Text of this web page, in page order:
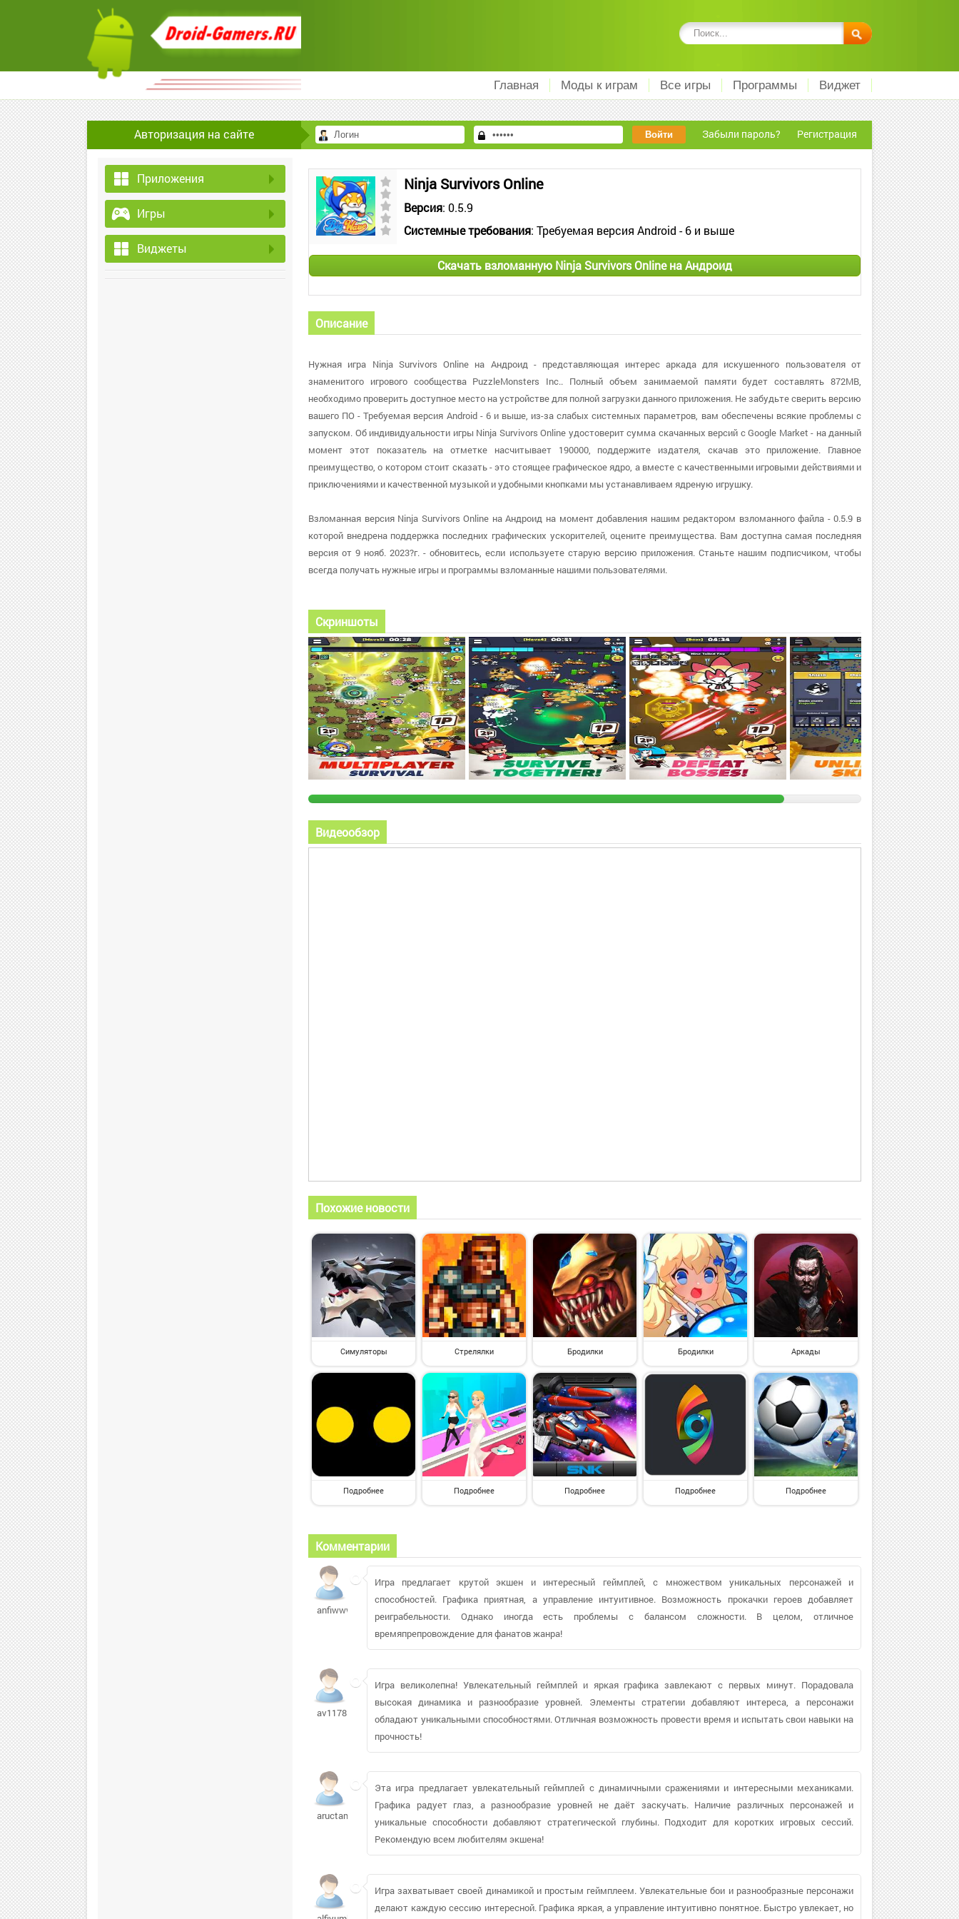
Главная Моды к играм Все игры Программы Виджет
Авторизация на сайте Забыли пароль? Регистрация
Приложения
Игры
Виджеты
Ninja Survivors Online
Версия: 0.5.9
Системные требования: Требуемая версия Android - 6 и выше
Скачать взломанную Ninja Survivors Online на Андроид
Описание
Нужная игра Ninja Survivors Online на Андроид - представляющая интерес аркада для искушенного пользователя от
знаменитого игрового сообщества PuzzleMonsters Inc.. Полный объем занимаемой памяти будет составлять 872MB,
необходимо проверить доступное место на устройстве для полной загрузки данного приложения. Не забудьте сверить версию
вашего ПО - Требуемая версия Android - 6 и выше, из-за слабых системных параметров, вам обеспечены всякие проблемы с
запуском. Об индивидуальности игры Ninja Survivors Online удостоверит сумма скачанных версий с Google Market - на данный
момент этот показатель на отметке насчитывает 190000, поддержите издателя, скачав это приложение. Главное
преимущество, о котором стоит сказать - это стоящее графическое ядро, а вместе с качественными игровыми действиями и
приключениями и качественной музыкой и удобными кнопками мы устанавливаем ядреную игрушку.
Взломанная версия Ninja Survivors Online на Андроид на момент добавления нашим редактором взломанного файла - 0.5.9 в
которой внедрена поддержка последних графических ускорителей, оцените преимущества. Вам доступна самая последняя
версия от 9 нояб. 2023?г. - обновитесь, если используете старую версию приложения. Станьте нашим подписчиком, чтобы
всегда получать нужные игры и программы взломанные нашими пользователями.
Скриншоты
Видеообзор
Похожие новости
Симуляторы Стрелялки Бродилки Бродилки Аркады
Подробнее Подробнее Подробнее Подробнее Подробнее
Комментарии
anfiwwwkz
Игра предлагает крутой экшен и интересный геймплей, с множеством уникальных персонажей и
способностей. Графика приятная, а управление интуитивное. Возможность прокачки героев добавляет
реиграбельности. Однако иногда есть проблемы с балансом сложности. В целом, отличное
времяпрепровождение для фанатов жанра!
av117851
Игра великолепна! Увлекательный геймплей и яркая графика завлекают с первых минут. Порадовала
высокая динамика и разнообразие уровней. Элементы стратегии добавляют интереса, а персонажи
обладают уникальными способностями. Отличная возможность провести время и испытать свои навыки на
прочность!
aructam
Эта игра предлагает увлекательный геймплей с динамичными сражениями и интересными механиками.
Графика радует глаз, а разнообразие уровней не даёт заскучать. Наличие различных персонажей и
уникальные способности добавляют стратегической глубины. Подходит для коротких игровых сессий.
Рекомендую всем любителям экшена!
Игра захватывает своей динамикой и простым геймплеем. Увлекательные бои и разнообразные персонажи
делают каждую сессию интересной. Графика яркая, а управление интуитивно понятное. Быстро увлекает, но